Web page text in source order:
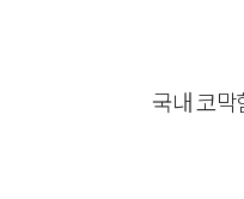
국내 코막